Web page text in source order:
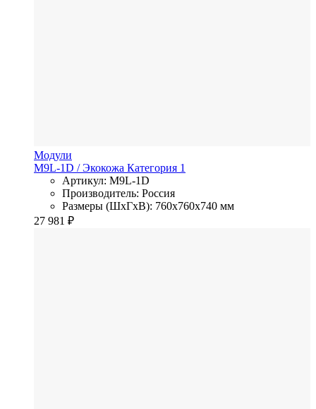
Модули
M9L-1D / Экокожа Категория 1
Артикул: M9L-1D
Производитель: Россия
Размеры (ШхГхВ): 760x760x740 мм
27 981 ₽